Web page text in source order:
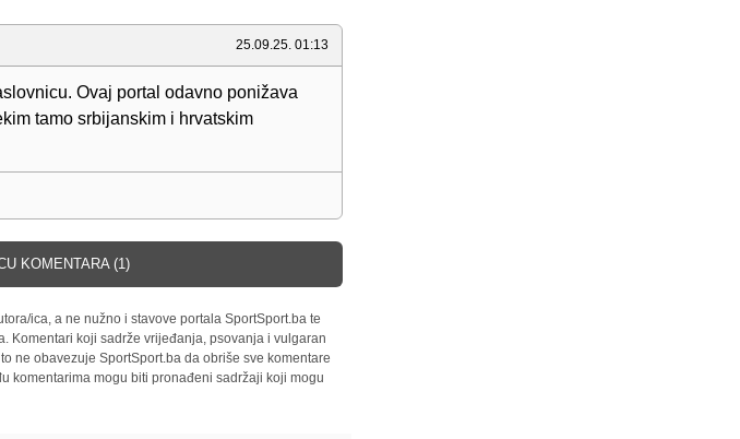
25.09.25. 01:13
Ovaj portal odavno ponižava
tamo srbijanskim i hrvatskim
KOMENTARA (1)
ica, a ne nužno i stavove portala SportSport.ba te
Komentari koji sadrže vrijeđanja, psovanja i vulgaran
ne obavezuje SportSport.ba da obriše sve komentare
komentarima mogu biti pronađeni sadržaji koji mogu